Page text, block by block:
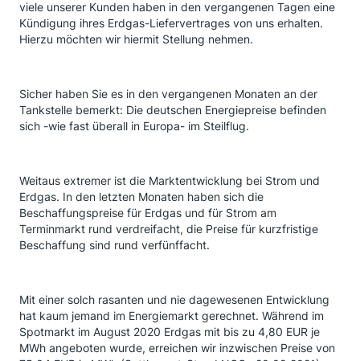
viele unserer Kunden haben in den vergangenen Tagen eine
Kündigung ihres Erdgas-Liefervertrages von uns erhalten.
Hierzu möchten wir hiermit Stellung nehmen.
Sicher haben Sie es in den vergangenen Monaten an der
Tankstelle bemerkt: Die deutschen Energiepreise befinden
sich -wie fast überall in Europa- im Steilflug.
Weitaus extremer ist die Marktentwicklung bei Strom und
Erdgas. In den letzten Monaten haben sich die
Beschaffungspreise für Erdgas und für Strom am
Terminmarkt rund verdreifacht, die Preise für kurzfristige
Beschaffung sind rund verfünffacht.
Mit einer solch rasanten und nie dagewesenen Entwicklung
hat kaum jemand im Energiemarkt gerechnet. Während im
Spotmarkt im August 2020 Erdgas mit bis zu 4,80 EUR je
MWh angeboten wurde, erreichen wir inzwischen Preise von